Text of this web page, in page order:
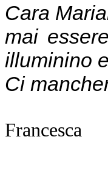
Cara
mai
illuminino
Ci
Francesca